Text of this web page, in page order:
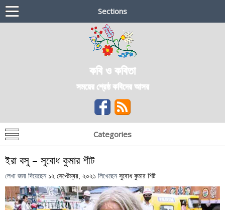
Sections
কবি ও কবিতা
সময়ের শ্রেষ্ঠ কবিদের আসর
Categories
ইরা বসু – সুবোধ কুমার শীট
লেখা জমা দিয়েছেন ১২ সেপ্টেম্বর, ২০২১ লিখেছেন সুবোধ কুমার শিট